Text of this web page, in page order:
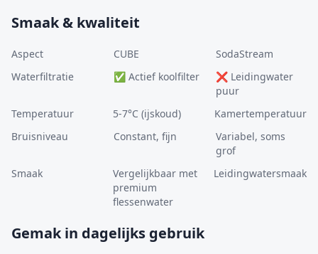
Smaak & kwaliteit
Aspect CUBE
SodaStream
Waterfiltratie
✅ Actief koolfilter
❌ Leidingwater
puur
Temperatuur
5-7°C (ijskoud)
Kamertemperatuur
Bruisniveau
Constant, fijn
Variabel, soms
grof
Smaak
Vergelijkbaar met
premium
flessenwater
Leidingwatersmaak
Gemak in dagelijks gebruik